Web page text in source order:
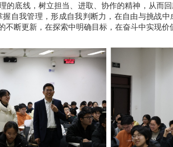
的底线，树立担当、进取、协作的精神，从而
握自我管理，形成自我判断力，在自由与挑战
断更新，在探索中明确目标，在奋斗中实现价